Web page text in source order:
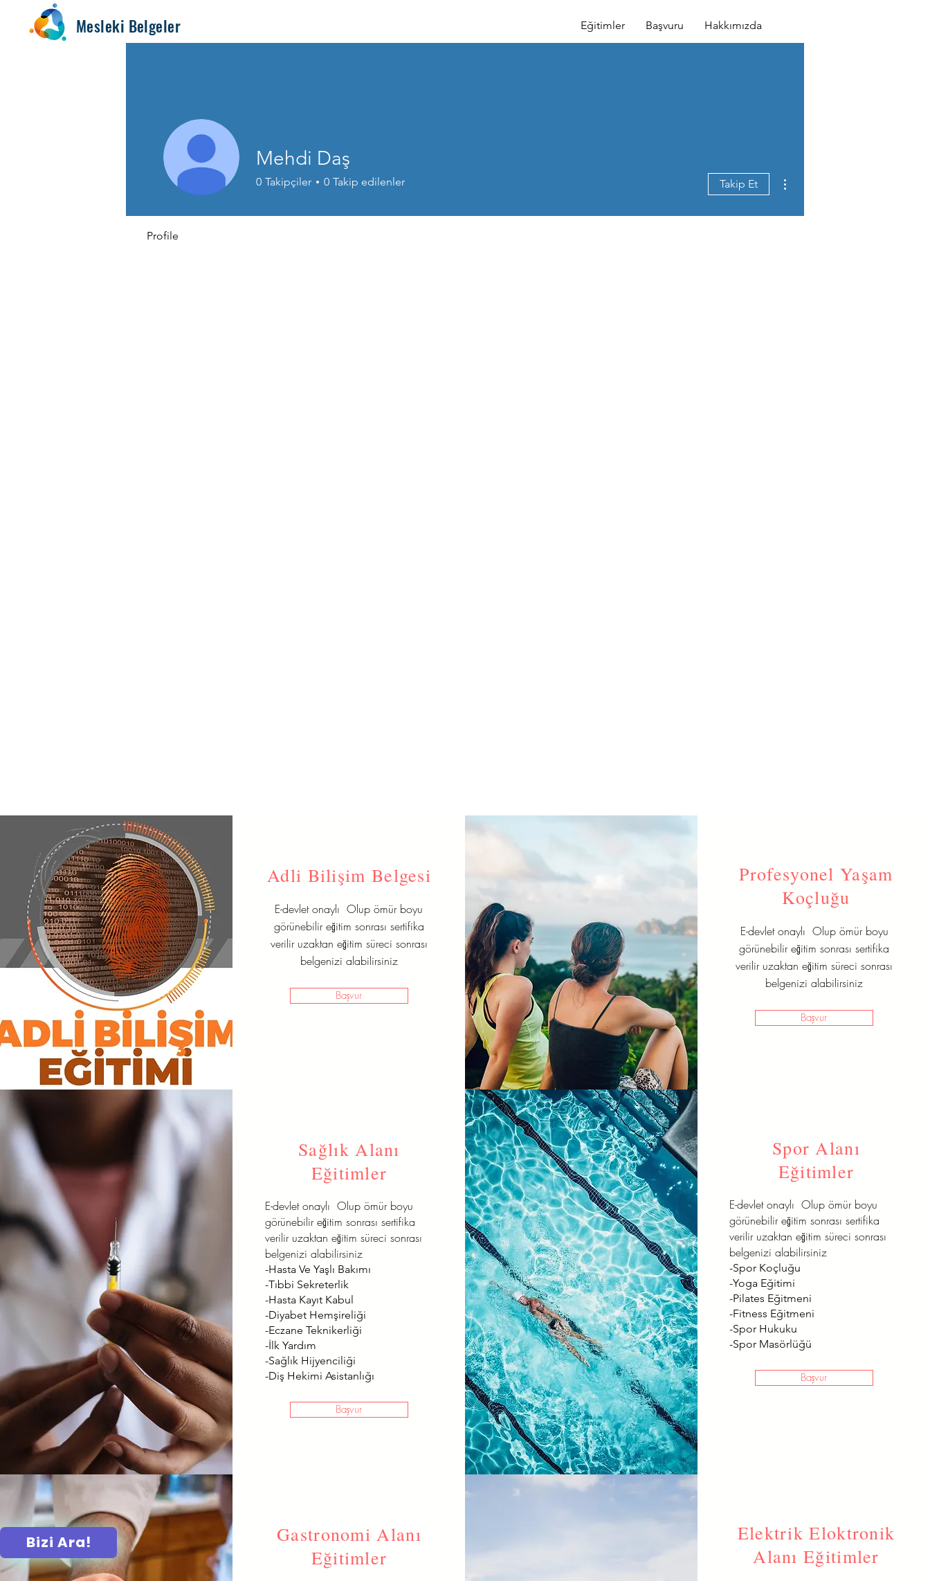
Mesleki Belgeler Eğitimler Başvuru Hakkımızda
Bizi Ara!
Mehdi Daş
0 Takipçiler 0 Takip edilenler Takip Et
Profile
Adli Bilişim Belgesi
E-devlet onaylı Olup ömür boyu
görünebilir eğitim sonrası sertifika
verilir uzaktan eğitim süreci sonrası
belgenizi alabilirsiniz
Başvur
Profesyonel Yaşam
Koçluğu
E-devlet onaylı Olup ömür boyu
görünebilir eğitim sonrası sertifika
verilir uzaktan eğitim süreci sonrası
belgenizi alabilirsiniz
Başvur
Sağlık Alanı
Eğitimler
E-devlet onaylı Olup ömür boyu
görünebilir eğitim sonrası sertifika
verilir uzaktan eğitim süreci sonrası
belgenizi alabilirsiniz
-Hasta Ve Yaşlı Bakımı
-Tıbbi Sekreterlik
-Hasta Kayıt Kabul
-Diyabet Hemşireliği
-Eczane Teknikerliği
-İlk Yardım
-Sağlık Hijyenciliği
-Diş Hekimi Asistanlığı
Başvur
Spor Alanı
Eğitimler
E-devlet onaylı Olup ömür boyu
görünebilir eğitim sonrası sertifika
verilir uzaktan eğitim süreci sonrası
belgenizi alabilirsiniz
-Spor Koçluğu
-Yoga Eğitimi
-Pilates Eğitmeni
-Fitness Eğitmeni
-Spor Hukuku
-Spor Masörlüğü
Başvur
Gastronomi Alanı
Eğitimler
Elektrik Eloktronik
Alanı Eğitimler